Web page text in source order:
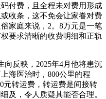
付费，且全程未对费用形成
收条，这不免会让家眷对费
家庭来说，2。8万元是一笔
要求清晰的收费明细和正轨
反映，2025年4月他将患沉
海医治时，800公里的程
元转运费，转运费是间接转
及，令人质疑其能否合理。